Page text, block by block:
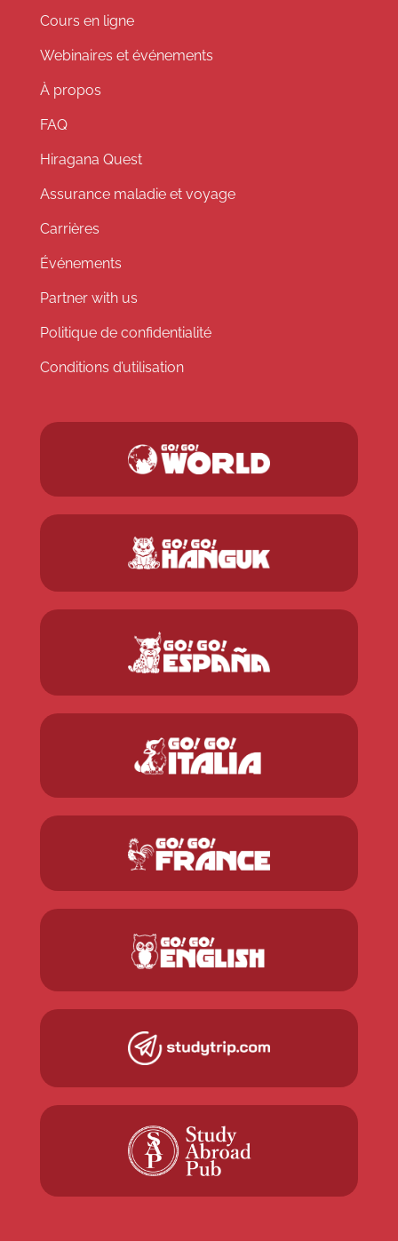
Cours en ligne
Webinaires et événements
À propos
FAQ
Hiragana Quest
Assurance maladie et voyage
Carrières
Événements
Partner with us
Politique de confidentialité
Conditions d’utilisation